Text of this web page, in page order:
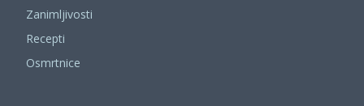
Zanimljivosti
Recepti
Osmrtnice